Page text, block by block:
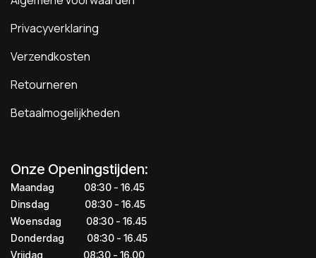
Privacyverklaring
Verzendkosten
Retourneren
Betaalmogelijkheden
Onze Openingstijden:
Maandag
​​​08:30 - 16.45​
Dinsdag
​​​​08:30 - 16.45
Woensdag
​08:30 - 16.45
Donderdag
​​​​​08:30 - 16.45
Vrijdag
​​​​​08:30 - 16.00